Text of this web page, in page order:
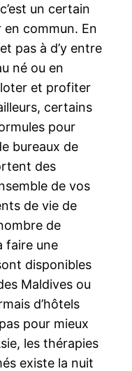
un certain
commun. En
pas à d’y entre
né ou en
et profiter
certains
pour
bureaux de
des
de vos
de vie de
de
faire une
disponibles
Maldives ou
d’hôtels
pour mieux
les thérapies
existe la nuit